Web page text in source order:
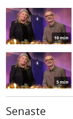
10 min
5 min
Senaste